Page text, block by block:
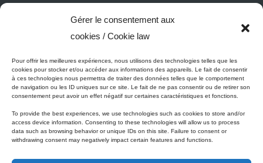
Gérer le consentement aux
cookies / Cookie law
Pour offrir les meilleures expériences, nous utilisons des technologies telles que les
cookies pour stocker et/ou accéder aux informations des appareils. Le fait de consentir
à ces technologies nous permettra de traiter des données telles que le comportement
de navigation ou les ID uniques sur ce site. Le fait de ne pas consentir ou de retirer son
consentement peut avoir un effet négatif sur certaines caractéristiques et fonctions.
To provide the best experiences, we use technologies such as cookies to store and/or
access device information. Consenting to these technologies will allow us to process
data such as browsing behavior or unique IDs on this site. Failure to consent or
withdrawing consent may negatively impact certain features and functions.
Peintures et apprêts d’intérieur
Industriel, commercial et municipal
Nettoyage, préparation des surfaces et divers
Outils et accessoires de peinture
ÉCO-PROMESSE DE MICCA